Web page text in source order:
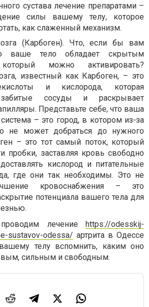
сустава лечение препаратами –
силы вашему телу, которое
как слаженный механизм.
(Карбоген). Что, если бы вам
ваше тело обладает скрытым
можно активировать?
известный как Карбоген, – это
и кислорода, которая
забитые сосуды и раскрывает
Представьте себе, что ваша
– это город, в котором из-за
не может добраться до нужного
– это тот самый поток, который
пробки, заставляя кровь свободно
кислород и питательные
где они так необходимы. Это не
кровоснабжения – это
потенциала вашего тела для
лечение https://odesskij-
sustavov-odessa/ артрита в Одессе
телу вспомнить, каким оно
сильным и свободным.